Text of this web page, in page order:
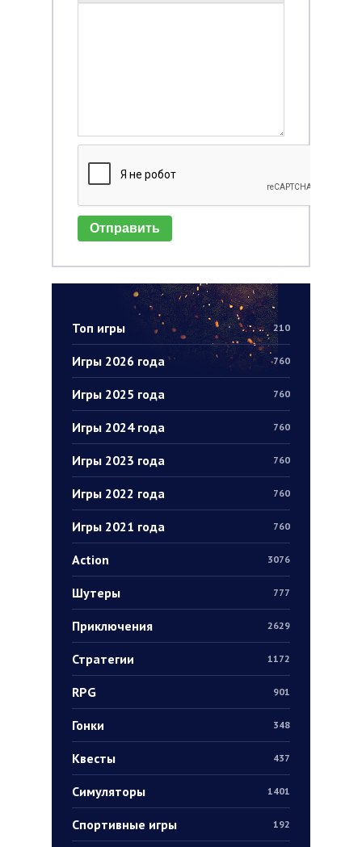
Топ игры 210
Игры 2026 года 760
Игры 2025 года 760
Игры 2024 года 760
Игры 2023 года 760
Игры 2022 года 760
Игры 2021 года 760
Action 3076
Шутеры 777
Приключения 2629
Стратегии 1172
RPG 901
Гонки 348
Квесты 437
Симуляторы 1401
Спортивные игры 192
Отправить